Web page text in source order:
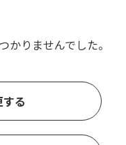
かりませんでした。
る